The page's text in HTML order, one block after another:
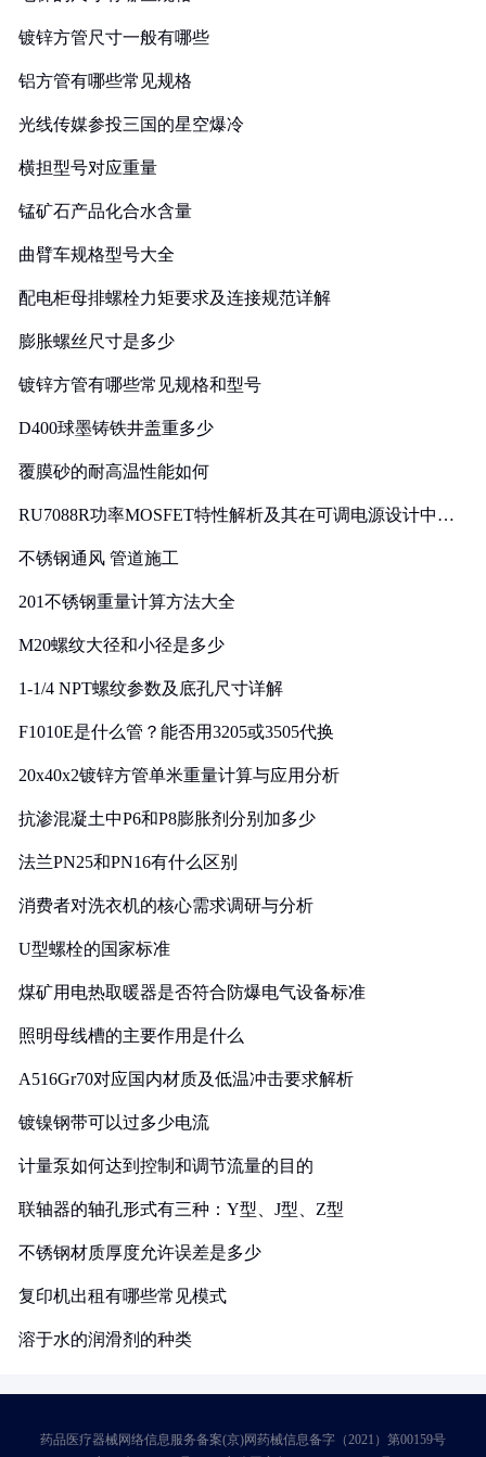
镀锌方管尺寸一般有哪些
铝方管有哪些常见规格
光线传媒参投三国的星空爆冷
横担型号对应重量
锰矿石产品化合水含量
曲臂车规格型号大全
配电柜母排螺栓力矩要求及连接规范详解
膨胀螺丝尺寸是多少
镀锌方管有哪些常见规格和型号
D400球墨铸铁井盖重多少
覆膜砂的耐高温性能如何
RU7088R功率MOSFET特性解析及其在可调电源设计中的
不锈钢通风 管道施工
201不锈钢重量计算方法大全
M20螺纹大径和小径是多少
1-1/4 NPT螺纹参数及底孔尺寸详解
F1010E是什么管？能否用3205或3505代换
20x40x2镀锌方管单米重量计算与应用分析
抗渗混凝土中P6和P8膨胀剂分别加多少
法兰PN25和PN16有什么区别
消费者对洗衣机的核心需求调研与分析
U型螺栓的国家标准
煤矿用电热取暖器是否符合防爆电气设备标准
照明母线槽的主要作用是什么
A516Gr70对应国内材质及低温冲击要求解析
镀镍钢带可以过多少电流
计量泵如何达到控制和调节流量的目的
联轴器的轴孔形式有三种：Y型、J型、Z型
不锈钢材质厚度允许误差是多少
复印机出租有哪些常见模式
溶于水的润滑剂的种类
药品医疗器械网络信息服务备案(京)网药械信息备字（2021）第00159号